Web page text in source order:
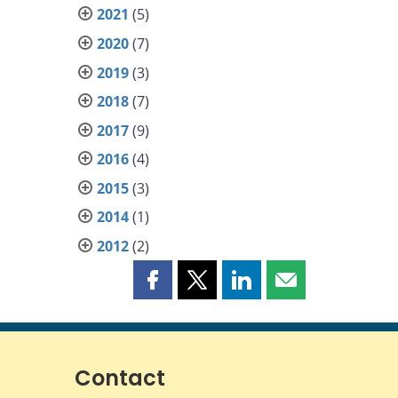
2021 (5)
2020(7)
2019(3)
2018(7)
2017(9)
2016(4)
2015(3)
2014(1)
2012(2)
Partager
page
Facebook
Partager
page
Partager
page
Partager
page
Contact